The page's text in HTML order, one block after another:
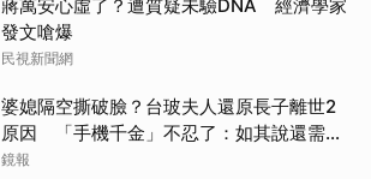
蔣萬安心虛了？遭質疑未驗DNA 經濟學家
發文嗆爆
民視新聞網
婆媳隔空撕破臉？台玻夫人還原長子離世2
原因 「手機千金」不忍了：如其說還需要
離開嗎？
鏡報